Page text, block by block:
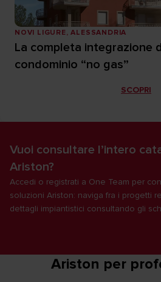
NOVI LIGURE, ALESSANDRIA
La completa integrazione
condominio “no gas”
SCOPRI
Vuoi consultare l’intero
Ariston?
Accedi o registrati a One Team per
soluzioni Ariston: naviga fra i progetti
dettagli impiantistici consultando gli
Ariston per